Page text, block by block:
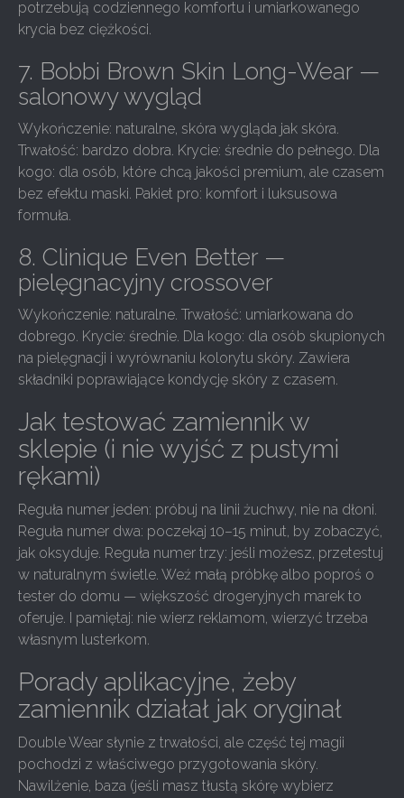
potrzebują codziennego komfortu i umiarkowanego
krycia bez ciężkości.
7. Bobbi Brown Skin Long-Wear —
salonowy wygląd
Wykończenie: naturalne, skóra wygląda jak skóra.
Trwałość: bardzo dobra. Krycie: średnie do pełnego. Dla
kogo: dla osób, które chcą jakości premium, ale czasem
bez efektu maski. Pakiet pro: komfort i luksusowa
formuła.
8. Clinique Even Better —
pielęgnacyjny crossover
Wykończenie: naturalne. Trwałość: umiarkowana do
dobrego. Krycie: średnie. Dla kogo: dla osób skupionych
na pielęgnacji i wyrównaniu kolorytu skóry. Zawiera
składniki poprawiające kondycję skóry z czasem.
Jak testować zamiennik w
sklepie (i nie wyjść z pustymi
rękami)
Reguła numer jeden: próbuj na linii żuchwy, nie na dłoni.
Reguła numer dwa: poczekaj 10–15 minut, by zobaczyć,
jak oksyduje. Reguła numer trzy: jeśli możesz, przetestuj
w naturalnym świetle. Weź małą próbkę albo poproś o
tester do domu — większość drogeryjnych marek to
oferuje. I pamiętaj: nie wierz reklamom, wierzyć trzeba
własnym lusterkom.
Porady aplikacyjne, żeby
zamiennik działał jak oryginał
Double Wear słynie z trwałości, ale część tej magii
pochodzi z właściwego przygotowania skóry.
Nawilżenie, baza (jeśli masz tłustą skórę wybierz